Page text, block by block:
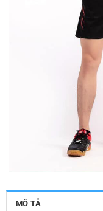
MÔ TẢ